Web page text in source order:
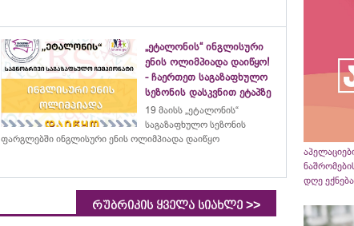
„ეტალონის“ ინგლისური
ენის ოლიმპიადა დაიწყო!
- ჩაერთეთ საგაზაფხულო
სეზონის დასკვნით ეტაპზე
19 მაისს „ეტალონის“
საგაზაფხულო სეზონის
ფარგლებში ინგლისური ენის ოლიმპიადა დაიწყო
რუბრიკის ყველა სიახლე >>
დღე